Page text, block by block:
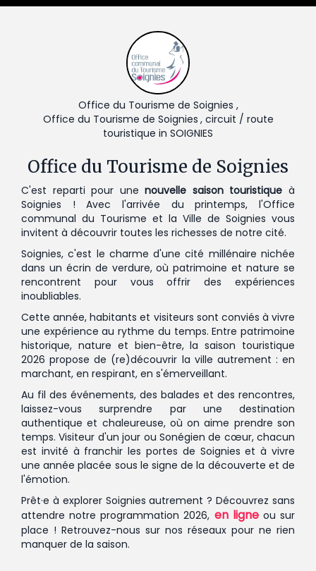
Office du Tourisme de Soignies ,
Office du Tourisme de Soignies , circuit / route
touristique in SOIGNIES
Office du Tourisme de Soignies
C'est reparti pour unenouvelle saison touristique à
Soignies ! Avec l'arrivée du printemps, l'Office
communal du Tourisme et la Ville de Soignies vous
invitent à découvrir toutes les richesses de notre cité.
Soignies, c'est le charme d'une cité millénaire nichée
dans un écrin de verdure, où patrimoine et nature se
rencontrent pour vous offrir des expériences
inoubliables.
Cette année, habitants et visiteurs sont conviés à vivre
une expérience au rythme du temps. Entre patrimoine
historique, nature et bien-être, la saison touristique
2026 propose de (re)découvrir la ville autrement : en
marchant, en respirant, en s'émerveillant.
Au fil des événements, des balades et des rencontres,
laissez-vous surprendre par une destination
authentique et chaleureuse, où on aime prendre son
temps. Visiteur d'un jour ou Sonégien de cœur, chacun
est invité à franchir les portes de Soignies et à vivre
une année placée sous le signe de la découverte et de
l'émotion.
Prêt·e à explorer Soignies autrement ? Découvrez sans
attendre notre programmation 2026, en ligneou sur
place ! Retrouvez-nous sur nos réseaux pour ne rien
manquer de la saison.